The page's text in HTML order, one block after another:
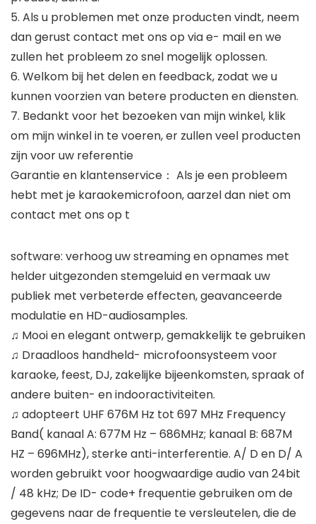
5. Als u problemen met onze producten vindt, neem
dan gerust contact met ons op via e- mail en we
zullen het probleem zo snel mogelijk oplossen.
6. Welkom bij het delen en feedback, zodat we u
kunnen voorzien van betere producten en diensten.
7. Bedankt voor het bezoeken van mijn winkel, klik
om mijn winkel in te voeren, er zullen veel producten
zijn voor uw referentie
Garantie en klantenservice： Als je een probleem
hebt met je karaokemicrofoon, aarzel dan niet om
contact met ons op t
software: verhoog uw streaming en opnames met
helder uitgezonden stemgeluid en vermaak uw
publiek met verbeterde effecten, geavanceerde
modulatie en HD-audiosamples.
♫ Mooi en elegant ontwerp, gemakkelijk te gebruiken
♫ Draadloos handheld- microfoonsysteem voor
karaoke, feest, DJ, zakelijke bijeenkomsten, spraak of
andere buiten- en indooractiviteiten.
♫ adopteert UHF 676M Hz tot 697 MHz Frequency
Band( kanaal A: 677M Hz – 686MHz; kanaal B: 687M
HZ – 696MHz), sterke anti-interferentie. A/ D en D/ A
worden gebruikt voor hoogwaardige audio van 24bit
/ 48 kHz; De ID- code+ frequentie gebruiken om de
gegevens naar de frequentie te versleutelen, die de